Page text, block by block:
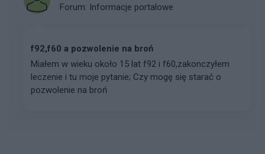
Forum: Informacje portalowe
f92,f60 a pozwolenie na broń
Miałem w wieku około 15 lat f92 i f60,zakonczyłem
leczenie i tu moje pytanie; Czy mogę się starać o
pozwolenie na broń